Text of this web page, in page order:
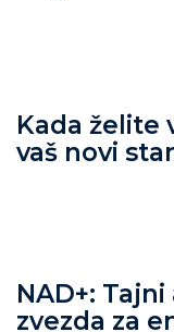
Kada želite
vaš novi
NAD+:
zvezda za